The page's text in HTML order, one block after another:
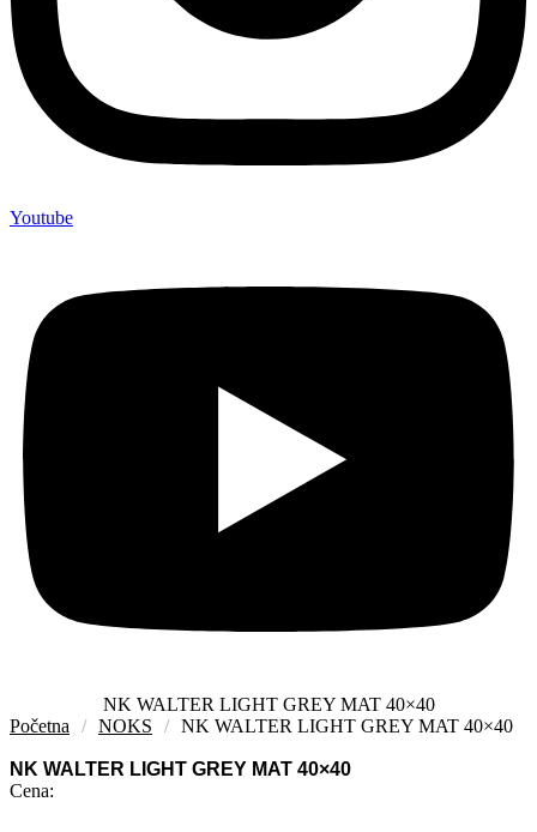
Youtube
NK WALTER LIGHT GREY MAT 40×40
Početna
/ NOKS / NK WALTER LIGHT GREY MAT 40×40
NK WALTER LIGHT GREY MAT 40×40
Cena: